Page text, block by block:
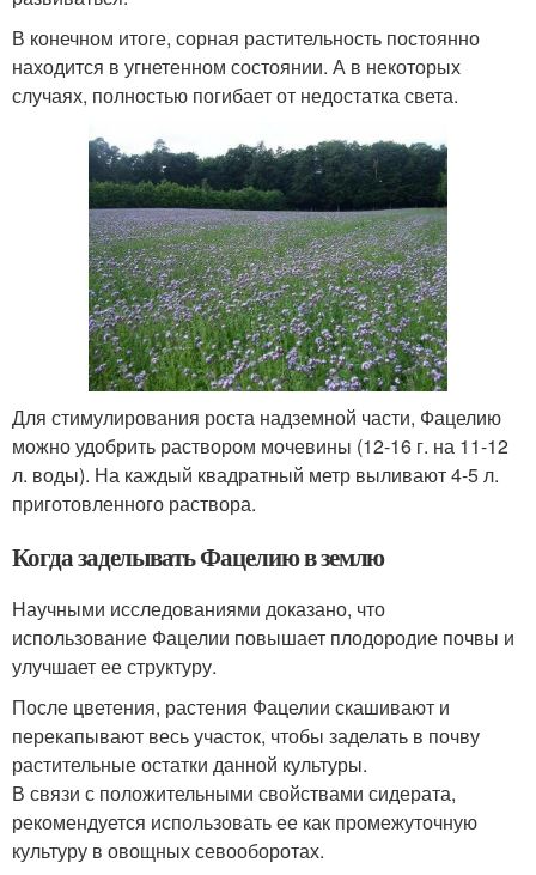
В конечном итоге, сорная растительность постоянно
находится в угнетенном состоянии. А в некоторых
случаях, полностью погибает от недостатка света.
Для стимулирования роста надземной части, Фацелию
можно удобрить раствором мочевины (12-16 г. на 11-12
л. воды). На каждый квадратный метр выливают 4-5 л.
приготовленного раствора.
Когда заделывать Фацелию в землю
Научными исследованиями доказано, что
использование Фацелии повышает плодородие почвы и
улучшает ее структуру.
После цветения, растения Фацелии скашивают и
перекапывают весь участок, чтобы заделать в почву
растительные остатки данной культуры.
В связи с положительными свойствами сидерата,
рекомендуется использовать ее как промежуточную
культуру в овощных севооборотах.